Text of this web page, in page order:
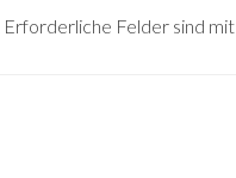
Erforderliche Felder sind mit